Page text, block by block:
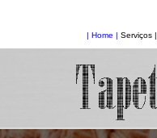
| Home | Serviços |